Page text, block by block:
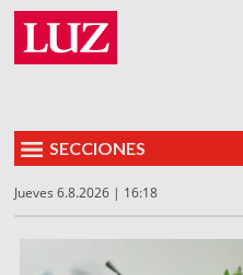
SECCIONES
Jueves 6.8.2026 | 16:18